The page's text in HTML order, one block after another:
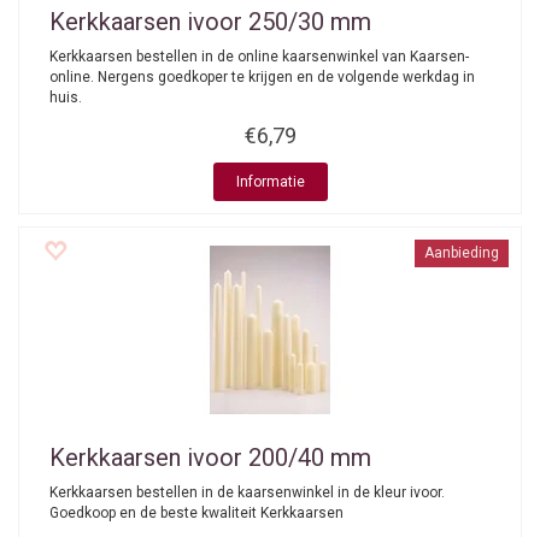
Kerkkaarsen ivoor 250/30 mm
Kerkkaarsen bestellen in de online kaarsenwinkel van Kaarsen-
online. Nergens goedkoper te krijgen en de volgende werkdag in
huis.
€6,79
Informatie
Aanbieding
Kerkkaarsen ivoor 200/40 mm
Kerkkaarsen bestellen in de kaarsenwinkel in de kleur ivoor.
Goedkoop en de beste kwaliteit Kerkkaarsen